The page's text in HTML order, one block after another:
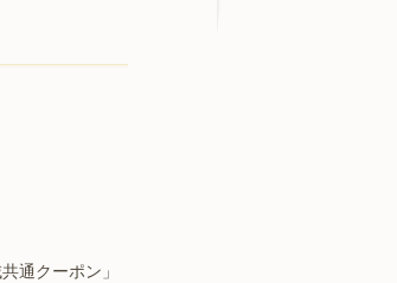
通クーポン」